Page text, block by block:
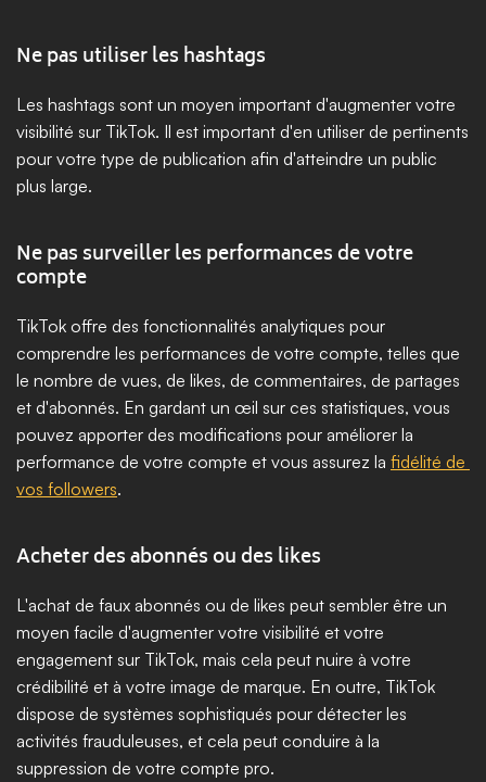
Ne pas utiliser les hashtags
Les hashtags sont un moyen important d'augmenter votre
visibilité sur TikTok. Il est important d'en utiliser de pertinents
pour votre type de publication afin d'atteindre un public
plus large.
Ne pas surveiller les performances de votre
compte
TikTok offre des fonctionnalités analytiques pour
comprendre les performances de votre compte, telles que
le nombre de vues, de likes, de commentaires, de partages
et d'abonnés. En gardant un œil sur ces statistiques, vous
pouvez apporter des modifications pour améliorer la
performance de votre compte et vous assurez la fidélité de
vos followers.
Acheter des abonnés ou des likes
L'achat de faux abonnés ou de likes peut sembler être un
moyen facile d'augmenter votre visibilité et votre
engagement sur TikTok, mais cela peut nuire à votre
crédibilité et à votre image de marque. En outre, TikTok
dispose de systèmes sophistiqués pour détecter les
activités frauduleuses, et cela peut conduire à la
suppression de votre compte pro.